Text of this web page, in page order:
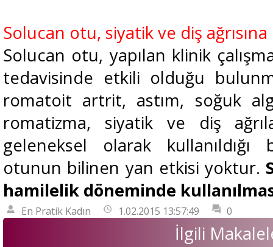
Solucan otu, siyatik ve diş
Solucan otu, yapılan klinik
tedavisinde etkili olduğu
romatoit artrit, astım, soğuk
romatizma, siyatik ve diş
geleneksel olarak kullanıldığı
otunun bilinen yan etkisi yoktur.
hamilelik döneminde
En Pratik Kadın 1.02.2015 13:57:49 0
İlgili